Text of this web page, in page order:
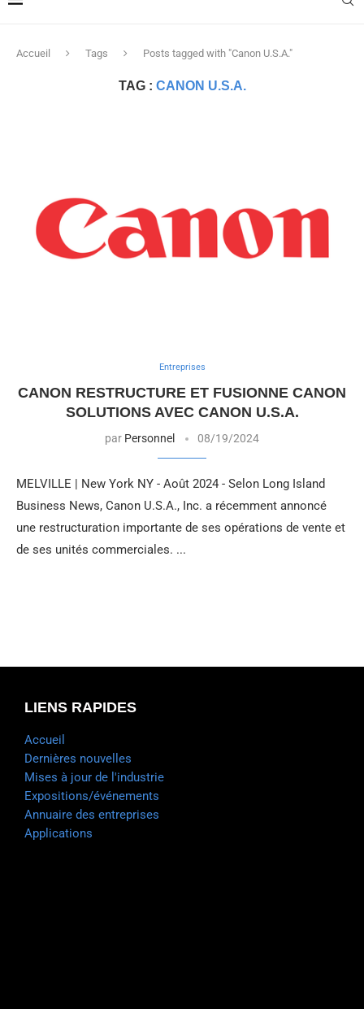
Accueil Tags Posts tagged with "Canon U.S.A."
TAG : CANON U.S.A.
Entreprises
CANON RESTRUCTURE ET FUSIONNE CANON
SOLUTIONS AVEC CANON U.S.A.
par Personnel 08/19/2024
MELVILLE | New York NY - Août 2024 - Selon Long Island
Business News, Canon U.S.A., Inc. a récemment annoncé
une restructuration importante de ses opérations de vente et
de ses unités commerciales. ...
LIENS RAPIDES
Accueil
Dernières nouvelles
Mises à jour de l'industrie
Expositions/événements
Annuaire des entreprises
Applications